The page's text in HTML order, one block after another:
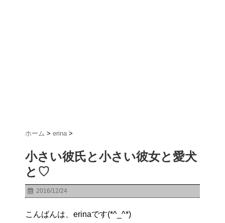
ホーム > erina >
小さい彼氏と小さい彼女と愛犬
と♡
2016/12/24
こんばんは、erinaです(*^_^*)